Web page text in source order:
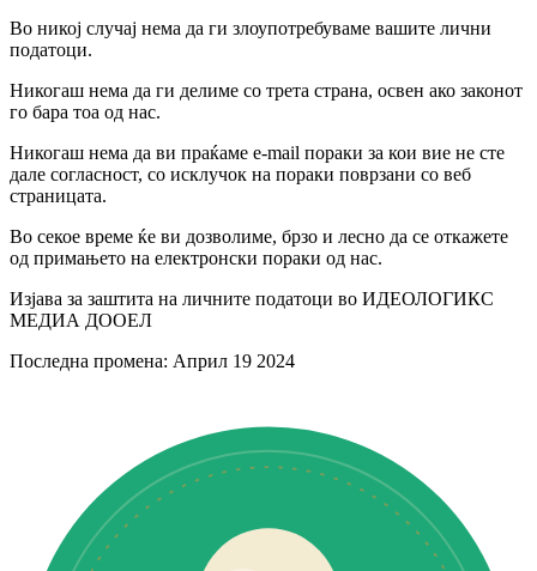
Во никој случај нема да ги злоупотребуваме вашите лични
податоци.
Никогаш нема да ги делиме со трета страна, освен ако законот
го бара тоа од нас.
Никогаш нема да ви праќаме e-mail пораки за кои вие не сте
дале согласност, со исклучок на пораки поврзани со веб
страницата.
Во секое време ќе ви дозволиме, брзо и лесно да се откажете
од примањето на електронски пораки од нас.
Изјава за заштита на личните податоци во ИДЕОЛОГИКС
МЕДИА ДООЕЛ
Последна промена: Април 19 2024